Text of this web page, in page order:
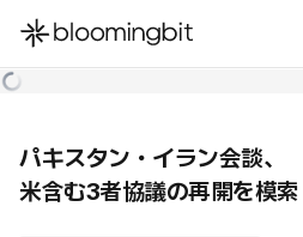
한국어
パキスタン・イラン会談、
米含む3者協議の再開を模索